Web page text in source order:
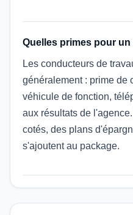
Quelles primes pour
Les conducteurs de
généralement : prime de
véhicule de fonction,
aux résultats de
cotés, des plans
s'ajoutent au package.